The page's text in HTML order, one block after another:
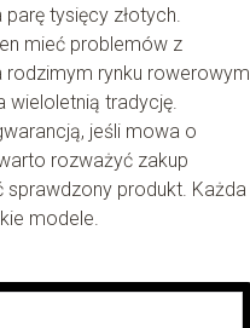
tysięcy złotych.
mieć problemów z
rynku rowerowym
wieloletnią tradycję.
jeśli mowa o
rozważyć zakup
produkt. Każda
modele.